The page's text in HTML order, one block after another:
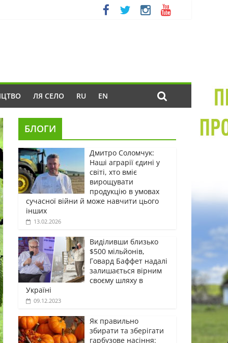
ЛЯ СЕЛО RU EN
БЛОГИ
Дмитро Соломчук:
Наші аграрії єдині у
світі, хто вміє
вирощувати
продукцію в умовах
сучасної війни й може навчити цього
інших
13.02.2026
Виділивши близько
$500 мільйонів,
Говард Баффет надалі
залишається вірним
своєму шляху в
Україні
09.12.2023
Як правильно
збирати та зберігати
гарбузове насіння: